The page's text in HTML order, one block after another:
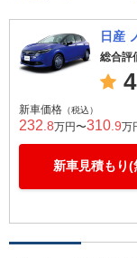
日産
総合評
新車価格 （税込）
232 .8万円〜310 .9万
新車見積もり(